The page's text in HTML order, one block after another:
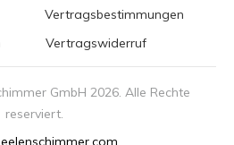
Vertragsbestimmungen
Vertragswiderruf
GmbH 2026. Alle Rechte
reserviert.